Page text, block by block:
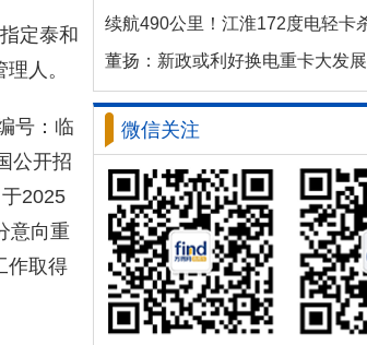
定泰和
人。
号：临
公开招
2025
意向重
作取得
董扬：新政或利好换电重卡大发展
微信关注